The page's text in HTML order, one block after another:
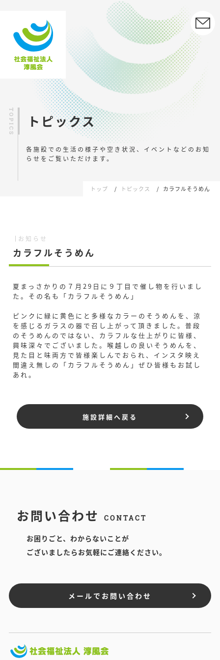
トピックス
各施設での生活の様子や空き状況、イベントなどの お知
らせをご覧いただけます。
トップ トピックス カラフルそうめん
お知らせ
カラフルそうめん
夏まっさかりの７月29日に９丁目で催し物を行いまし
た。その名も「カラフルそうめん」
ピンクに緑に黄色にと多様なカラーのそうめんを、涼
を感じるガラスの器で召し上がって頂きました。普段
のそうめんのではない、カラフルな仕上がりに皆様、
興味深々でございました。喉越しの良いそうめんを、
見た目と味両方で皆様楽しんでおられ、インスタ映え
間違え無しの「カラフルそうめん」ぜひ皆様もお試し
あれ。
施設詳細へ戻る
お問い合わせ CONTACT
お困りごと、わからないことが
ございましたらお気軽にご連絡ください。
メールでお問い合わせ